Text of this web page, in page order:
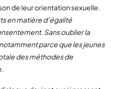
de leur orientation sexuelle.
en matière d’égalité
Sans oublier la
parce que les jeunes
des méthodes de